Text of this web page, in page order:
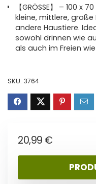
【GRÖSSE】 – 100
kleine, mittlere, große
andere Haustiere.
sowohl drinnen wie
als auch im Freien
SKU: 3764
20,99 €